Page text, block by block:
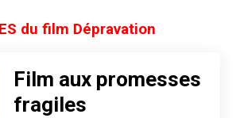
du film Dépravation
Film aux promesses
fragiles